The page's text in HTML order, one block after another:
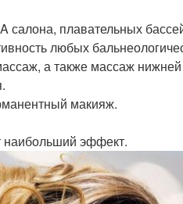
плавательных
любых
а также массаж нижней
макияж.
наибольший эффект.